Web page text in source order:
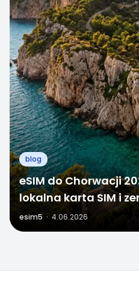
blog
eSIM do Chorwacji
lokalna karta SIM i
esim5 · 4.06.2026